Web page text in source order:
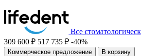
Все
309 600 ₽ 517 735 ₽ -40%
Коммерческое предложение
В корзину